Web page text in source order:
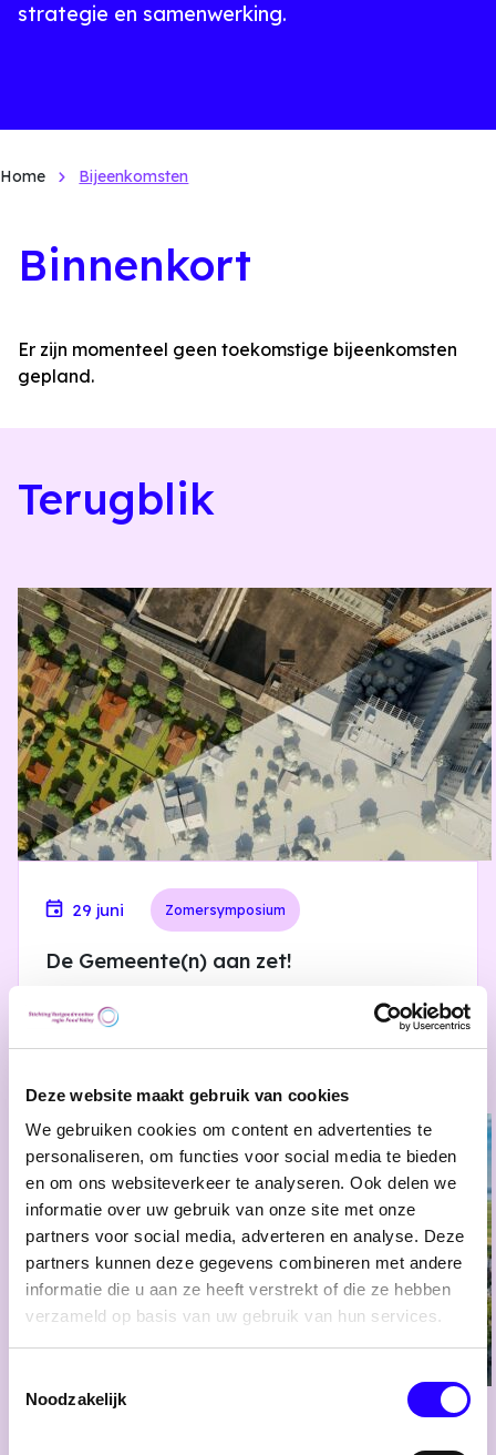
Deze website maakt gebruik van cookies
We gebruiken cookies om content en advertenties te
personaliseren, om functies voor social media te bieden
en om ons websiteverkeer te analyseren. Ook delen we
informatie over uw gebruik van onze site met onze
partners voor social media, adverteren en analyse. Deze
partners kunnen deze gegevens combineren met andere
informatie die u aan ze heeft verstrekt of die ze hebben
verzameld op basis van uw gebruik van hun services.
Noodzakelijk
strategie en samenwerking.
Home Bijeenkomsten
Binnenkort
Er zijn momenteel geen toekomstige bijeenkomsten
gepland.
Terugblik
29 juni Zomersymposium
De Gemeente(n) aan zet!
Lees meer